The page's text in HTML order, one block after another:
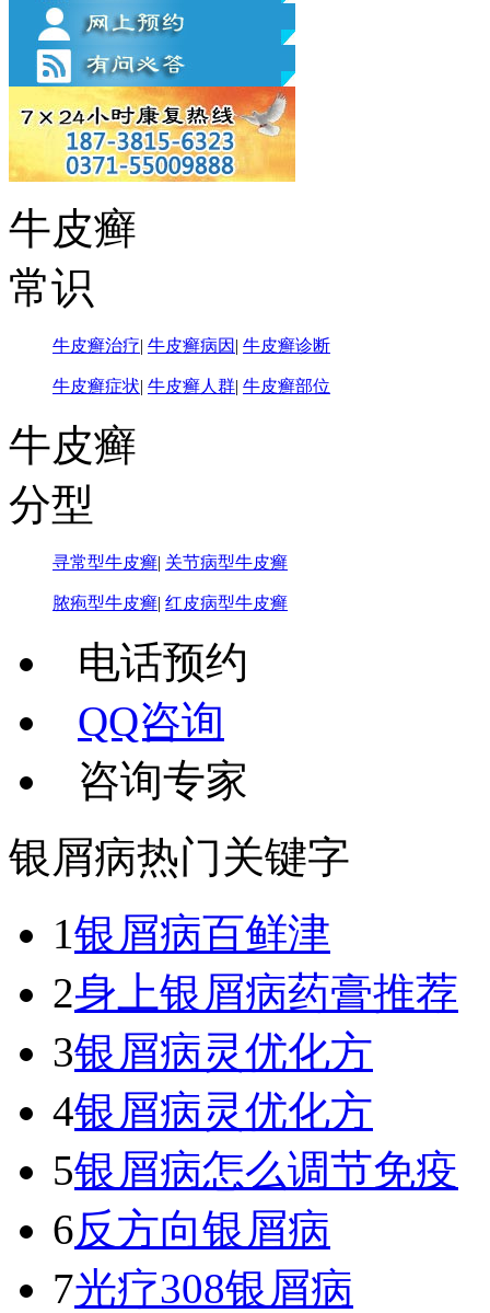
牛皮癣
常识
牛皮癣治疗| 牛皮癣病因 | 牛皮癣诊断
牛皮癣症状| 牛皮癣人群| 牛皮癣部位
牛皮癣
分型
寻常型牛皮癣| 关节病型牛皮癣
脓疱型牛皮癣| 红皮病型牛皮癣
电话预约
QQ咨询
咨询专家
银屑病热门关键字
1银屑病百鲜津
2身上银屑病药膏推荐
3银屑病灵优化方
4银屑病灵优化方
5银屑病怎么调节免疫
6反方向银屑病
7光疗308银屑病